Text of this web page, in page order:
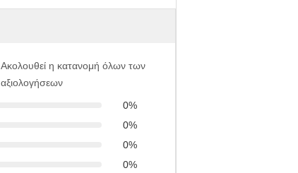
Ακολουθεί η κατανομή όλων των
αξιολογήσεων
0%
0%
0%
0%